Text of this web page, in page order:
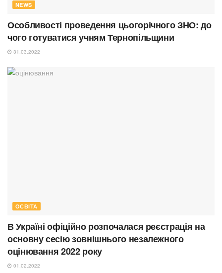
NEWS
Особливості проведення цьогорічного ЗНО: до
чого готуватися учням Тернопільщини
31.03.2022
ОСВІТА
В Україні офіційно розпочалася реєстрація на
основну сесію зовнішнього незалежного
оцінювання 2022 року
01.02.2022